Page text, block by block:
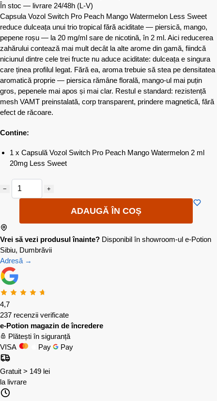
În stoc — livrare 24/48h (L-V)
Capsula Vozol Switch Pro Peach Mango Watermelon Less Sweet
reduce dulceața unui trio tropical fără aciditate — piersică, mango,
pepene roșu — la 20 mg/ml sare de nicotină, în 2 ml. Aici reducerea
zahărului contează mai mult decât la alte arome din gamă, fiindcă
niciunul dintre cele trei fructe nu aduce aciditate: dulceața e singura
care ținea profilul legat. Fără ea, aroma trebuie să stea pe densitatea
aromatică proprie — piersica rămâne florală, mango-ul mai puțin
gros, pepenele mai apos și mai clar. Restul e standard: rezistență
mesh VAMT preinstalată, corp transparent, prindere magnetică, fără
efect de răcoare.
Contine:
1 x Capsulă Vozol Switch Pro Peach Mango Watermelon 2 ml
20mg Less Sweet
− +
ADAUGĂ ÎN COȘ
Vrei să vezi produsul înainte? Disponibil în showroom-ul e-Potion
Sibiu, Dumbrăvii
Adresă →
4,7
237 recenzii verificate
e-Potion magazin de încredere
Plătești în siguranță
VISA
Pay Pay
Gratuit > 149 lei
la livrare